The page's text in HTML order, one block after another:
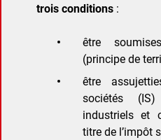
trois conditions :
être
(principe de
être
sociétés
industriels et
titre de l’impôt